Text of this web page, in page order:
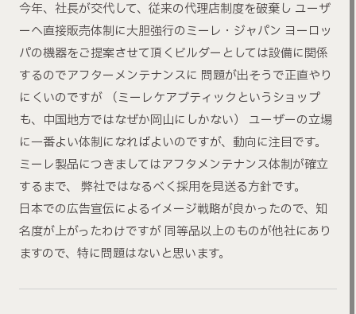
今年、社長が交代して、従来の代理店制度を破棄し ユーザ
ーへ直接販売体制に大胆強行のミーレ・ジャパン ヨーロッ
パの機器をご提案させて頂くビルダーとしては設備に関係
するのでアフターメンテナンスに 問題が出そうで正直やり
にくいのですが （ミーレケアブティックというショップ
も、中国地方ではなぜか岡山にしかない） ユーザーの立場
に一番よい体制になればよいのですが、動向に注目です。
ミーレ製品につきましてはアフタメンテナンス体制が確立
するまで、 弊社ではなるべく採用を見送る方針です。
日本での広告宣伝によるイメージ戦略が良かったので、知
名度が上がったわけですが 同等品以上のものが他社にあり
ますので、特に問題はないと思います。